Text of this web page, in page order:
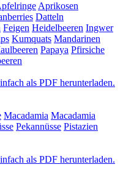
Aprikosen
Datteln
Feigen Heidelbeeren Ingwer
Kumquats Mandarinen
Papaya Pfirsiche
als PDF herunterladen.
Macadamia Macadamia
Pekannüsse Pistazien
als PDF herunterladen.